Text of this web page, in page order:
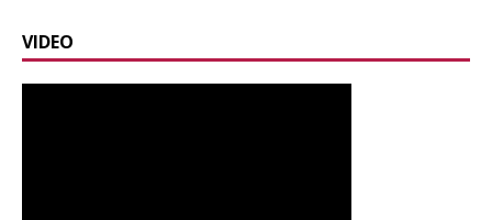
VIDEO